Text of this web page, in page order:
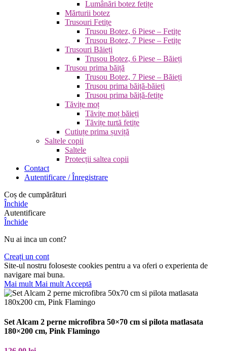
Lumânări botez fetițe
Mărturii botez
Trusouri Fetițe
Trusou Botez, 6 Piese – Fetițe
Trusou Botez, 7 Piese – Fetițe
Trusouri Băieți
Trusou Botez, 6 Piese – Băieți
Trusou prima băiță
Trusou Botez, 7 Piese – Băieți
Trusou prima băiță-băieți
Trusou prima băiță-fetițe
Tăvițe moț
Tăvițe moț băieți
Tăvițe turtă fetițe
Cutiuțe prima șuviță
Saltele copii
Saltele
Protecții saltea copii
Contact
Autentificare / Înregistrare
Coș de cumpărături
Închide
Autentificare
Închide
Nu ai inca un cont?
Creați un cont
Site-ul nostru foloseste cookies pentru a va oferi o experienta de
navigare mai buna.
Mai mult Mai mult Acceptă
Set Alcam 2 perne microfibra 50×70 cm si pilota matlasata
180×200 cm, Pink Flamingo